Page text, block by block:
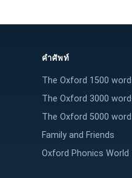
คำศัพท์
The Oxford 1500
The Oxford 3000
The Oxford 5000
Family and Friends
Oxford Phonics World